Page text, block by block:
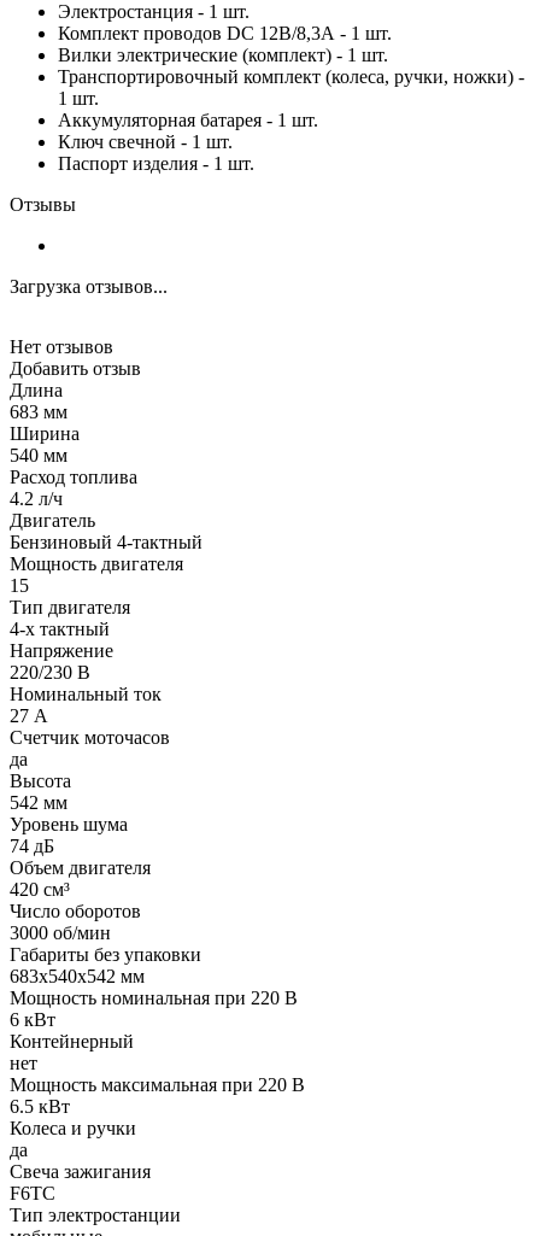
Электростанция - 1 шт.
Комплект проводов DC 12В/8,3А - 1 шт.
Вилки электрические (комплект) - 1 шт.
Транспортировочный комплект (колеса, ручки, ножки) -
1 шт.
Аккумуляторная батарея - 1 шт.
Ключ свечной - 1 шт.
Паспорт изделия - 1 шт.
Отзывы
Загрузка отзывов...
Нет отзывов
Добавить отзыв
Длина
683 мм
Ширина
540 мм
Расход топлива
4.2 л/ч
Двигатель
Бензиновый 4-тактный
Мощность двигателя
15
Тип двигателя
4-х тактный
Напряжение
220/230 В
Номинальный ток
27 А
Счетчик моточасов
да
Высота
542 мм
Уровень шума
74 дБ
Объем двигателя
420 см³
Число оборотов
3000 об/мин
Габариты без упаковки
683x540x542 мм
Мощность номинальная при 220 В
6 кВт
Контейнерный
нет
Мощность максимальная при 220 В
6.5 кВт
Колеса и ручки
да
Свеча зажигания
F6TC
Тип электростанции